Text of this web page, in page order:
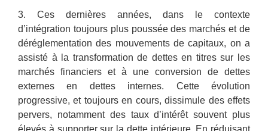
3. Ces dernières années, dans le contexte
d’intégration toujours plus poussée des marchés et de
déréglementation des mouvements de capitaux, on a
assisté à la transformation de dettes en titres sur les
marchés financiers et à une conversion de dettes
externes en dettes internes. Cette évolution
progressive, et toujours en cours, dissimule des effets
pervers, notamment des taux d’intérêt souvent plus
élevés à supporter sur la dette intérieure. En réduisant